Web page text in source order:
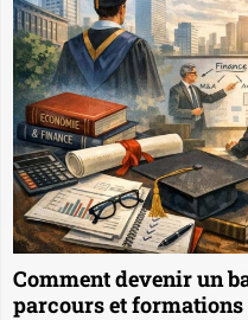
Comment devenir un
parcours et formations